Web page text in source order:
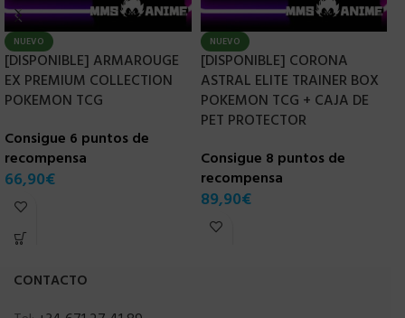
NUEVO
[DISPONIBLE] ARMAROUGE
EX PREMIUM COLLECTION
POKEMON TCG
Consigue 6 puntos de
recompensa
66,90€
NUEVO
[DISPONIBLE] CORONA
ASTRAL ELITE TRAINER BOX
POKEMON TCG + CAJA DE
PET PROTECTOR
Consigue 8 puntos de
recompensa
89,90€
CONTACTO